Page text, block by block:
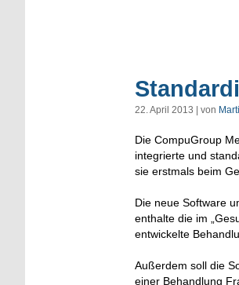
22. April 2013 | von
Die CompuGroup
integrierte und
sie erstmals beim
Die neue Software
enthalte die im
entwickelte
Außerdem soll die
einer Behandlung